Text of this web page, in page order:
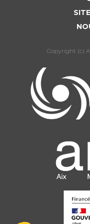
Protection
Les
Lieu de santé
Liste des marchés
Documents utiles
Copyright (c)